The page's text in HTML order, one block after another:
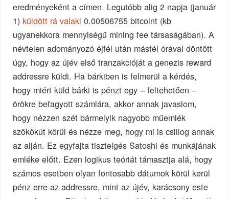
eredményeként a címen. Legutóbb alig 2 napja (január
1) küldött rá valaki 0.00506755 bitcoint (kb
ugyanekkora mennyiségű mining fee társaságában). A
névtelen adományozó éjfél után másfél órával döntött
úgy, hogy az újév első tranzakcióját a genezis reward
addressre küldi. Ha bárkiben is felmerül a kérdés,
hogy miért küld bárki is pénzt egy – feltehetően –
örökre befagyott számlára, akkor annak javaslom,
hogy nézzen szét bármelyik nagyobb műemlék
szökőkút körül és nézze meg, hogy mi is csillog annak
az alján. Ez egyfajta tisztelgés Satoshi és munkájának
emléke előtt. Ezen logikus teóriát támasztja alá, hogy
számos esetben olyan fontosabb dátumok körül kerül
pénz erre az addressre, mint az újév, karácsony este